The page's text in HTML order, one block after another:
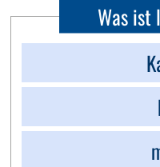
Was ist